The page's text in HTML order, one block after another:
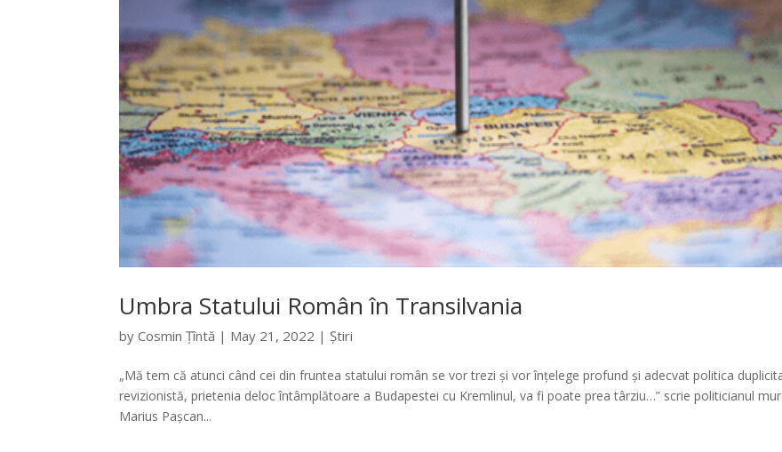
Umbra Statului Român în Transilvania
byCosmin Țîntă | May 21, 2022 |Știri
„Mă tem că atunci când cei din fruntea statului român se vor trezi și vor înțelege profund și adecvat politica
revizionistă, prietenia deloc întâmplătoare a Budapestei cu Kremlinul, va fi poate prea târziu…” scrie politicianul
Marius Pașcan...